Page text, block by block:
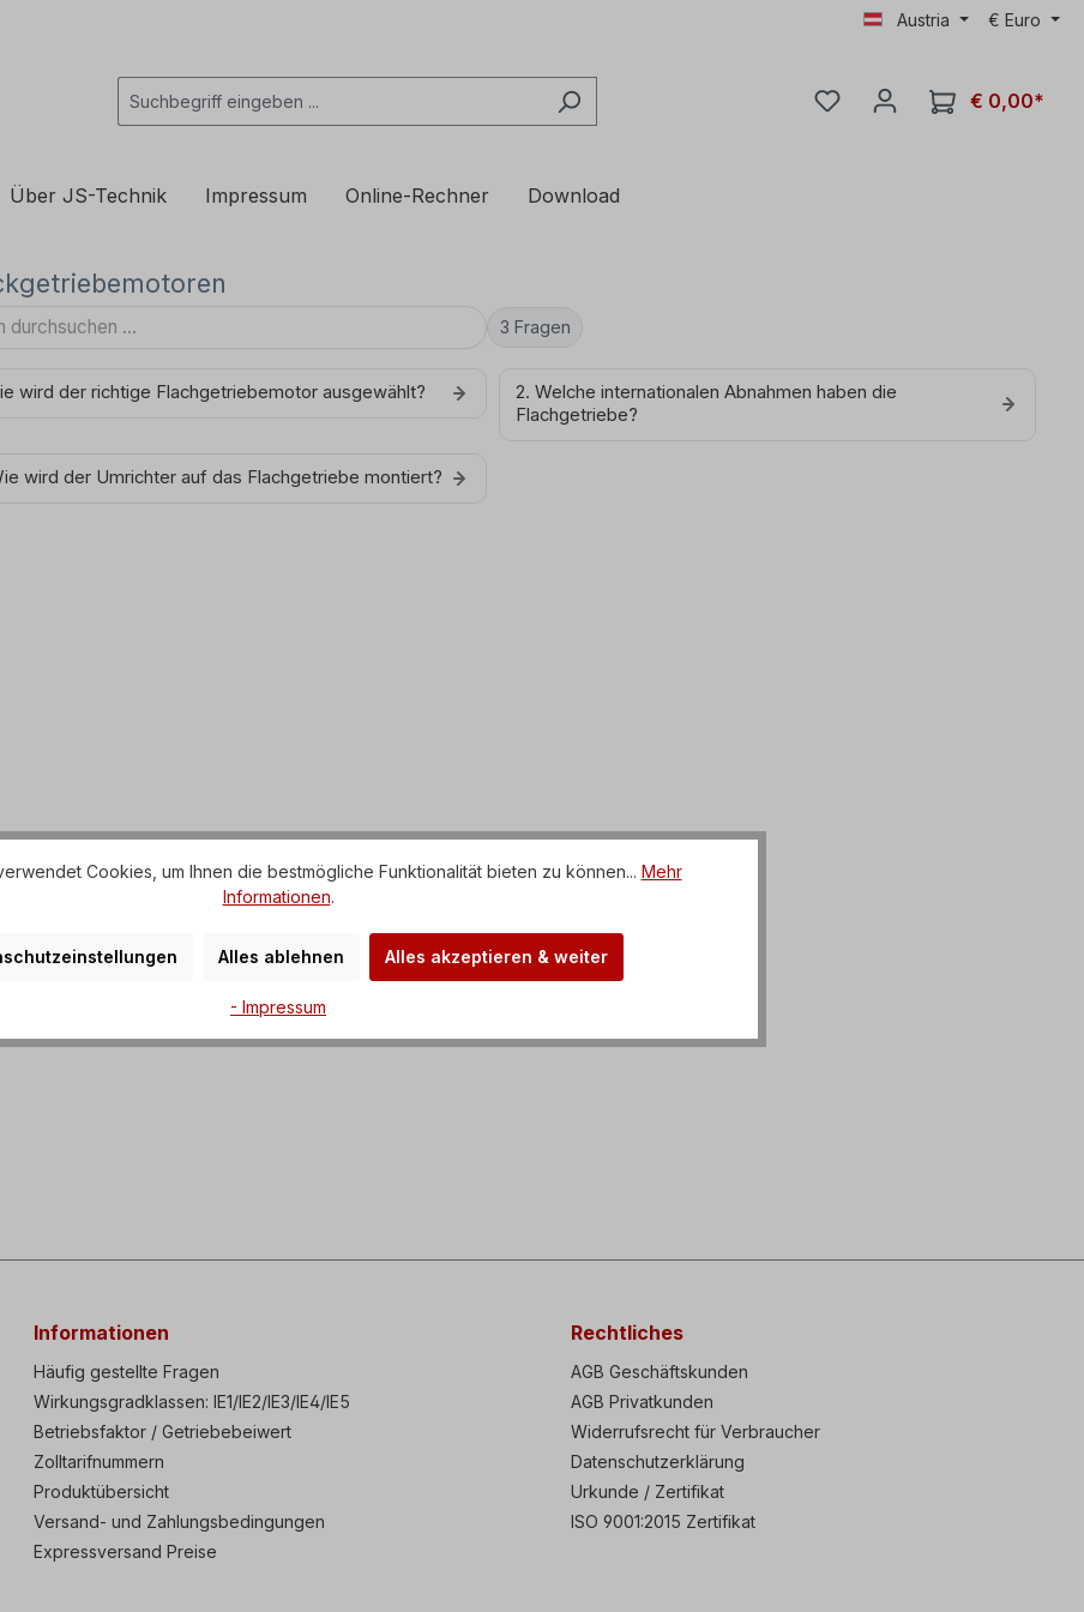
Austria € Euro
€ 0,00*
Über JS-Technik Impressum Online-Rechner Download
3 Fragen
wird der richtige Flachgetriebemotor ausgewählt?
2. Welche internationalen Abnahmen haben die
Flachgetriebe?
wird der Umrichter auf das Flachgetriebe montiert?
Informationen
Häufig gestellte Fragen
Wirkungsgradklassen: IE1/IE2/IE3/IE4/IE5
Betriebsfaktor / Getriebebeiwert
Zolltarifnummern
Produktübersicht
Versand- und Zahlungsbedingungen
Expressversand Preise
Rechtliches
AGB Geschäftskunden
AGB Privatkunden
Widerrufsrecht für Verbraucher
Datenschutzerklärung
Urkunde / Zertifikat
ISO 9001:2015 Zertifikat
Cookies, um Ihnen die bestmögliche Funktionalität bieten zu können... Mehr
Informationen.
Alles ablehnen Alles akzeptieren & weiter
- Impressum